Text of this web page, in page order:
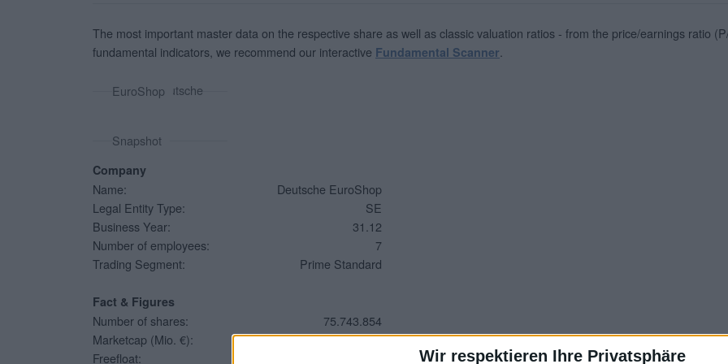
Wir respektieren Ihre Privatsphäre
The most important master data on the respective share as well as classic valuation ratios - from the price/earnings ratio
fundamental indicators, we recommend our interactive Fundamental Scanner
About Deutsche EuroShop
Company Snapshot
Company
Name:
Deutsche EuroShop
Legal Entity Type:
SE
Business Year:
31.12
Number of employees:
7
Trading Segment:
Prime Standard
Fact & Figures
Number of shares:
75.743.854
Marketcap (Mio. €):
1.401,26
Freefloat: